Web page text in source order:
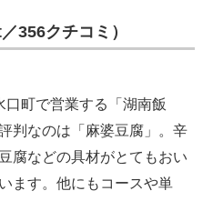
356クチコミ）
町で営業する「湖南飯
判なのは「麻婆豆腐」。辛
腐などの具材がとてもおい
ます。他にもコースや単